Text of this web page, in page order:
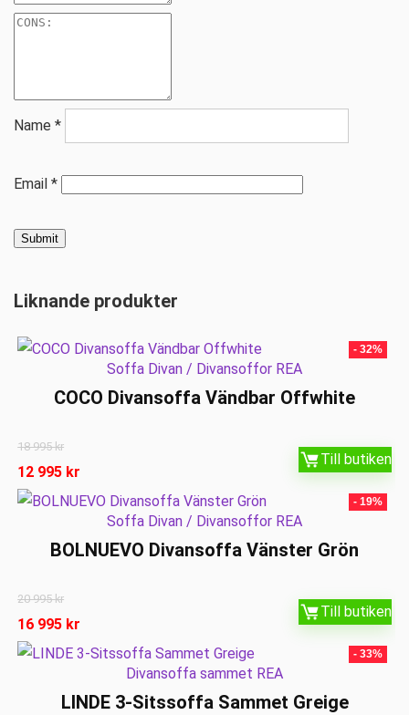
Name *
Email *
Liknande produkter
- 32%
Soffa Divan / Divansoffor REA
COCO Divansoffa Vändbar Offwhite
18 995kr
12 995 kr
Till butiken
- 19%
Soffa Divan / Divansoffor REA
BOLNUEVO Divansoffa Vänster Grön
20 995kr
16 995 kr
Till butiken
- 33%
Divansoffa sammet REA
LINDE 3-Sitssoffa Sammet Greige